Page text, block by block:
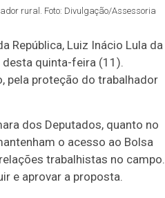
rural. Foto: Divulgação/Assessoria
República, Luiz Inácio Lula da
desta quinta-feira (11).
pela proteção do trabalhador
dos Deputados, quanto no
o acesso ao Bolsa
trabalhistas no campo.
e aprovar a proposta.